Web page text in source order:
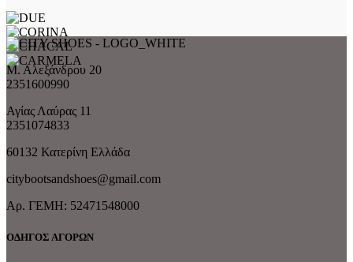
Μ. Αλεξάνδρου 20
2351600990
Αγίας Λαύρας 11
2351074833
60132 Κατερίνη Ελλάδα
citybootsandshoes@gmail.com
Aρ. ΓΕΜΗ: 52471548000
ΟΔΗΓΟΣ ΑΓΟΡΩΝ